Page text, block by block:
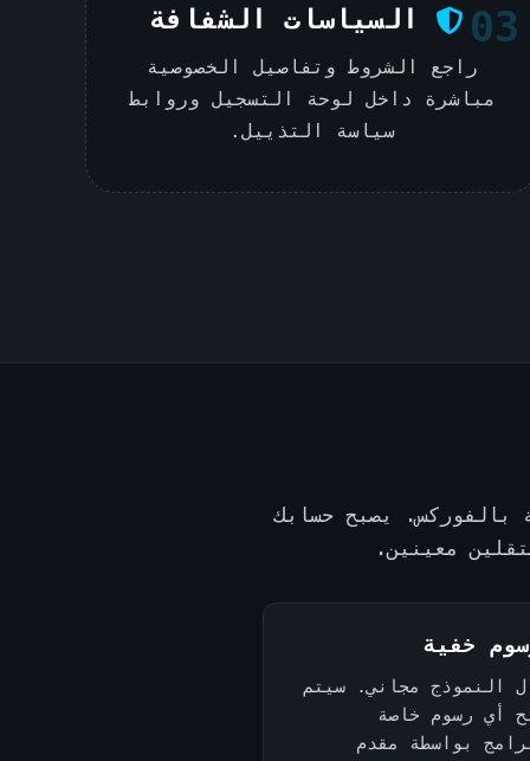
03 السياسات الشفافة
راجع الشروط وتفاصيل الخصوصية
مباشرة داخل لوحة التسجيل وروابط
سياسة التذييل.
بالفوركس. يصبح حسابك
معينين.
خفية
النموذج مجاني. سيتم
أي رسوم خاصة
بواسطة مقدم